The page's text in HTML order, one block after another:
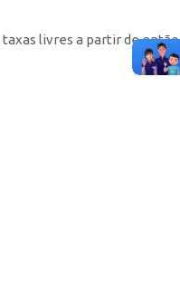
taxas livres a partir de então